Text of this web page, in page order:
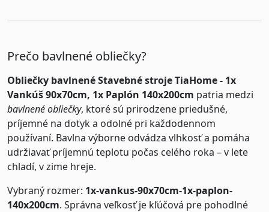
Prečo bavlnené obliečky?
Obliečky bavlnené Stavebné stroje TiaHome - 1x
Vankúš 90x70cm, 1x Paplón 140x200cm patria medzi
bavlnené obliečky, ktoré sú prirodzene priedušné,
príjemné na dotyk a odolné pri každodennom
používaní. Bavlna výborne odvádza vlhkosť a pomáha
udržiavať príjemnú teplotu počas celého roka – v lete
chladí, v zime hreje.
Vybraný rozmer: 1x-vankus-90x70cm-1x-paplon-
140x200cm. Správna veľkosť je kľúčová pre pohodlné